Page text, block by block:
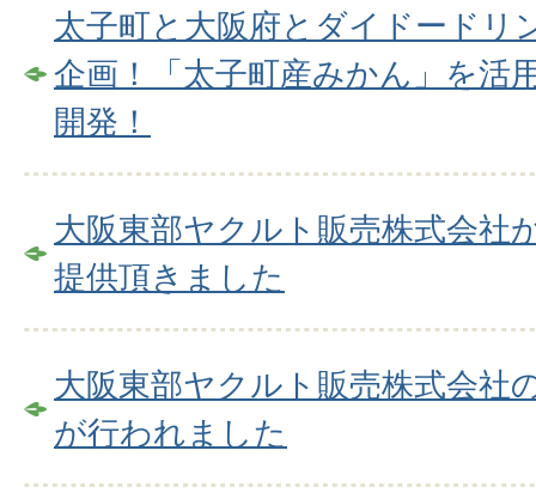
太子町と大阪府とダイドードリ
企画！「太子町産みかん」を活
開発！
大阪東部ヤクルト販売株式会社
提供頂きました
大阪東部ヤクルト販売株式会社
が行われました